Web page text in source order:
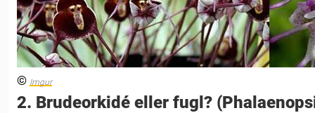
© Imgur
2. Brudeorkidé eller fugl?